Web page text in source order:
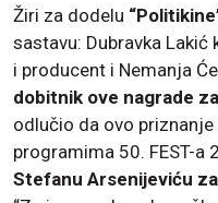
Žiri za dodelu
sastavu: Dubravka
i producent i Nemanja
dobitnik ove nagrade
odlučio da ovo
programima 50. FEST-a
Stefanu Arsenijeviću